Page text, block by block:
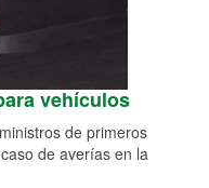
vehículos
de primeros
de averías en la